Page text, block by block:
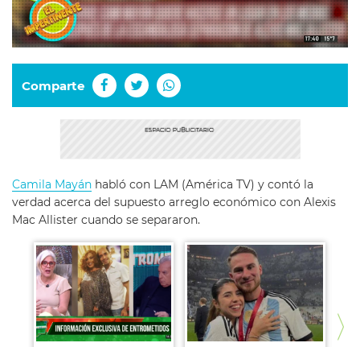
Comparte
Camila Mayán habló con LAM (América TV) y contó la
verdad acerca del supuesto arreglo económico con Alexis
Mac Allister cuando se separaron.